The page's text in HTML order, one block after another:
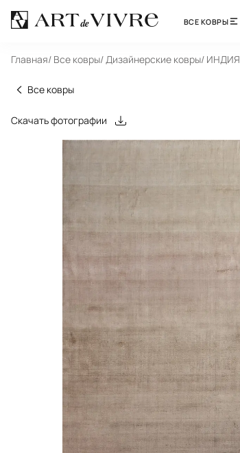
ВСЕ КОВРЫ
Главная/ Все ковры/ Дизайнерские ковры/ ИНДИЯ
Все ковры
Скачать фотографии